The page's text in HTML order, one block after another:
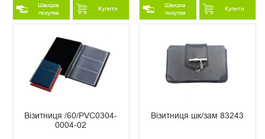
Швидка
покупка
Купити
Швидка
покупка
Купити
Візитниця /60/PVC0304-
0004-02
Візитниця шк/зам 83243